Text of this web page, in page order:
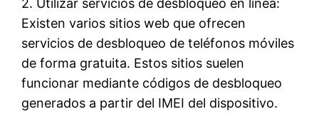
2. Utilizar servicios de desbloqueo en línea:
Existen varios sitios web que ofrecen
servicios de desbloqueo de teléfonos móviles
de forma gratuita. Estos sitios suelen
funcionar mediante códigos de desbloqueo
generados a partir del IMEI del dispositivo.